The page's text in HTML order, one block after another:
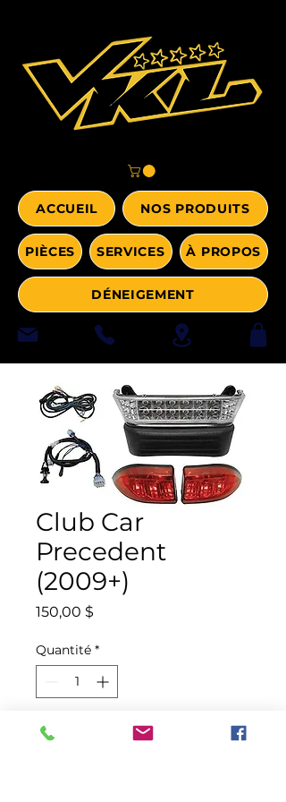
ACCUEIL NOS PRODUITS
PIÈCES SERVICES À PROPOS
DÉNEIGEMENT
Club Car
Precedent
(2009+)
150,00 $
Quantité *
Ajouter au panier